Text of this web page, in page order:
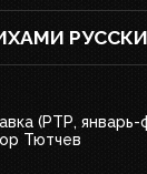
(РТР, январь-
Тютчев